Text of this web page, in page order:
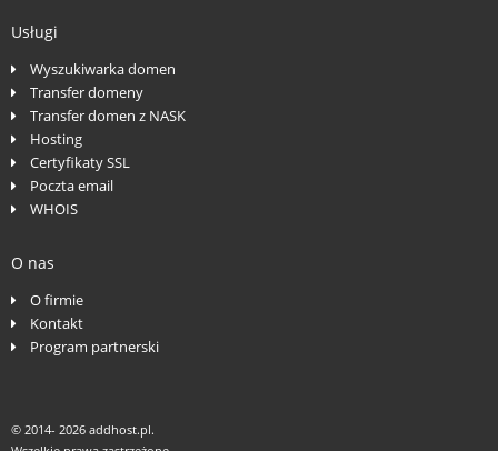
Usługi
Wyszukiwarka domen
Transfer domeny
Transfer domen z NASK
Hosting
Certyfikaty SSL
Poczta email
WHOIS
O nas
O firmie
Kontakt
Program partnerski
© 2014- 2026 addhost.pl.